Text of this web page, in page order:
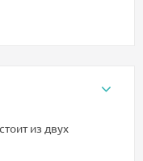
из двух